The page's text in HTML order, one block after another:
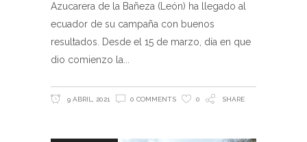
Azucarera de la Bañeza (León) ha llegado al
ecuador de su campaña con buenos
resultados. Desde el 15 de marzo, día en que
dio comienzo la
9 ABRIL, 2021 0 COMMENTS 0 SHARE